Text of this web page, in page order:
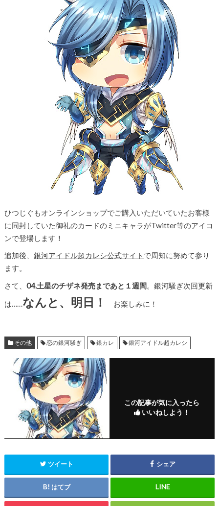
ひつじぐもオンラインショップでご購入いただいていたお客様
に同封していた御礼のカードのミニキャラがTwitter等のアイコ
ンで登場します！
追加後、 銀河アイドル超カレシ公式サイト で周知に努めて参り
ます。
さて、 04.土星のチザネ発売まであと１週間。銀河騒ぎ次回更新
は……なんと、明日！ お楽しみに！
その他 恋の銀河騒ぎ 銀カレ 銀河アイドル超カレシ
この記事が気に入ったら
いいねしよう！
ツイート シェア
はてブ